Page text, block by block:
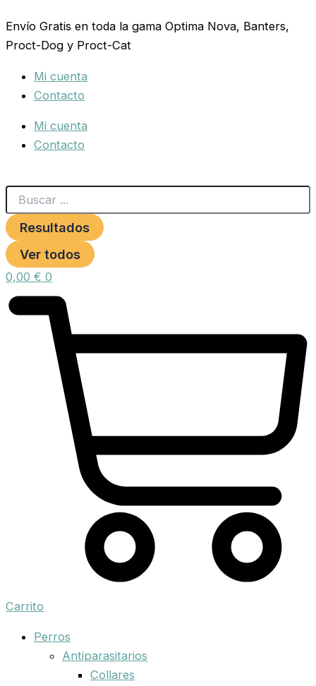
al
contenido
Envío Gratis en toda la gama Optima Nova, Banters,
Proct-Dog y Proct-Cat
Mi cuenta
Contacto
Mi cuenta
Contacto
...
Resultados
Ver todos
0,00 € 0
Carrito
Perros
Antiparasitarios
Collares
NYLON
25X120
HUESO
cantidad